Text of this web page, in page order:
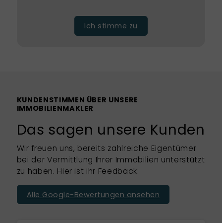
Ich stimme zu
KUNDENSTIMMEN ÜBER UNSERE
IMMOBILIENMAKLER
Das sagen unsere Kunden
Wir freuen uns, bereits zahlreiche Eigentümer
bei der Vermittlung Ihrer Immobilien unterstützt
zu haben. Hier ist ihr Feedback:
Alle Google-Bewertungen ansehen